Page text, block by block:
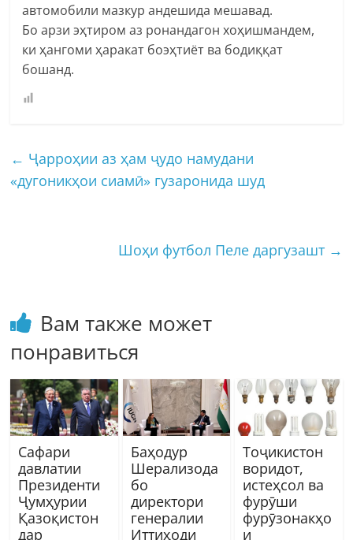
автомобили мазкур андешида мешавад.
Бо арзи эҳтиром аз ронандагон хоҳишмандем,
ки ҳангоми ҳаракат боэҳтиёт ва бодиққат
бошанд.
← Ҷарроҳии аз ҳам ҷудо намудани
«дугоникҳои сиамӣ» гузаронида шуд
Шоҳи футбол Пеле даргузашт →
Вам также может
понравиться
Сафари
давлатии
Президенти
Ҷумҳурии
Қазоқистон
дар
Баҳодур
Шерализода
бо
директори
генералии
Иттиҳоди
Тоҷикистон
воридот,
истеҳсол ва
фурӯши
фурӯзонакҳо
и